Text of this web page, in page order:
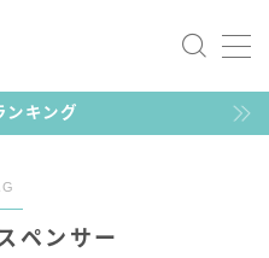
ンキング
ペンサー